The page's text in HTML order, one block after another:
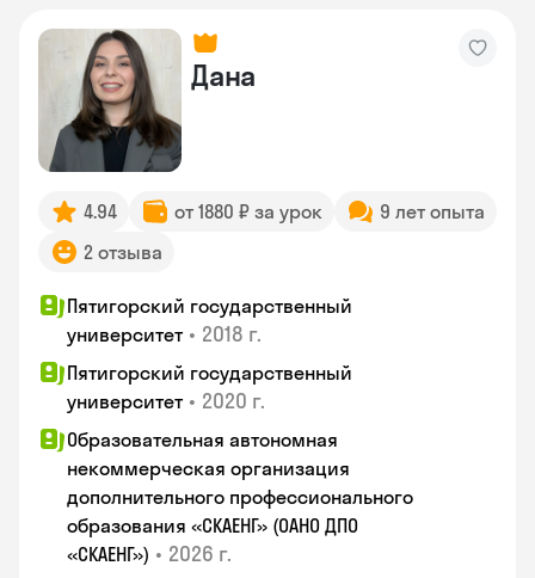
Дана
4.94 от 1880 ₽ за урок
9 лет опыта
2 отзыва
Пятигорский государственный
университет • 2018 г.
Пятигорский государственный
университет • 2020 г.
Образовательная автономная
некоммерческая организация
дополнительного профессионального
образования «СКАЕНГ» (ОАНО ДПО
«СКАЕНГ») • 2026 г.